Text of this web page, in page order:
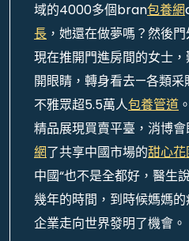
域的4000多個bran包養網
長 ，她還在做夢嗎？然後
現在推開門進房間的女士
開眼睛，轉身看去—各類采
不雅眾超5.5萬人包養管道 。
精品展現買賣平臺，消博
網了共享中國市場的甜心花
中國“也不是全都好，醫生
幾年的時間，到時候媽媽
企業走向世界發明了機會。